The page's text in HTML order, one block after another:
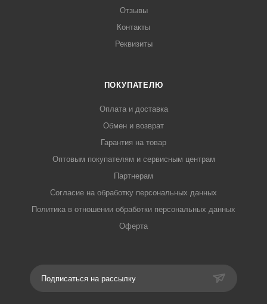
Отзывы
Контакты
Реквизиты
ПОКУПАТЕЛЮ
Оплата и доставка
Обмен и возврат
Гарантия на товар
Оптовым покупателям и сервисным центрам
Партнерам
Согласие на обработку персональных данных
Политика в отношении обработки персональных данных
Оферта
Подписаться на рассылку